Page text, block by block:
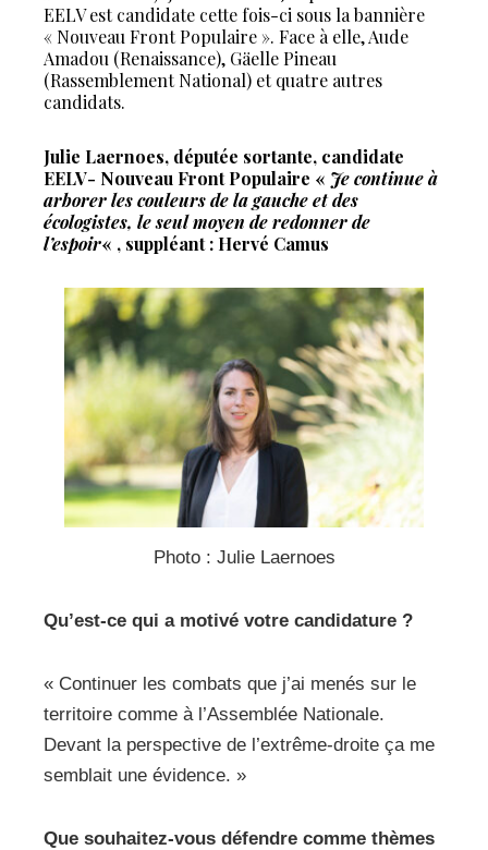
EELV est candidate cette fois-ci sous la bannière
« Nouveau Front Populaire ». Face à elle, Aude
Amadou (Renaissance), Gäelle Pineau
(Rassemblement National) et quatre autres
candidats.
Julie Laernoes, députée sortante, candidate
EELV- Nouveau Front Populaire « Je continue à
arborer les couleurs de la gauche et des
écologistes, le seul moyen de redonner de
l’espoir« , suppléant : Hervé Camus
Photo : Julie Laernoes
Qu’est-ce qui a motivé votre candidature ?
« Continuer les combats que j’ai menés sur le
territoire comme à l’Assemblée Nationale.
Devant la perspective de l’extrême-droite ça me
semblait une évidence. »
Que souhaitez-vous défendre comme thèmes